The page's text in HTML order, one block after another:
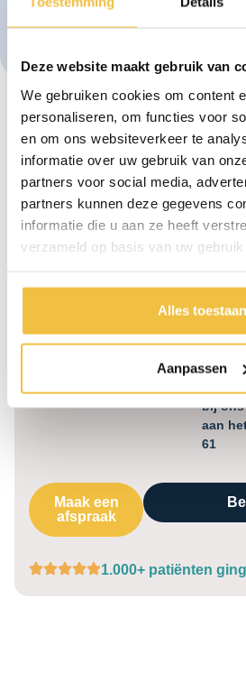
Deze website maakt gebruik van
We gebruiken cookies om content
personaliseren, om functies voor
en om ons websiteverkeer te
informatie over uw gebruik van
partners voor social media,
partners kunnen deze gegevens
informatie die u aan ze heeft
verzameld op basis van uw
Alles toestaan
Aanpassen
reis!
Dr Struyckenplein 67 -
(Nederland)
bij
aan
61
Maak een
afspraak
1.000+ patiënten